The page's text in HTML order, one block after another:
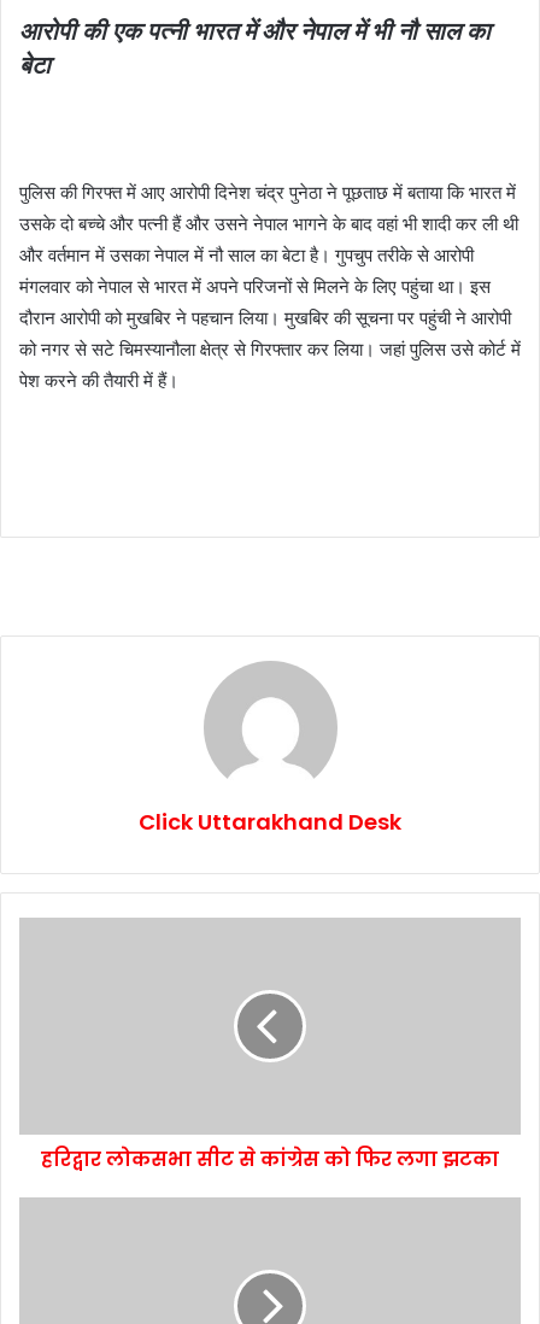
आरोपी की एक पत्नी भारत में और नेपाल में भी नौ साल का
बेटा
पुलिस की गिरफ्त में आए आरोपी दिनेश चंद्र पुनेठा ने पूछताछ में बताया कि भारत में
उसके दो बच्चे और पत्नी हैं और उसने नेपाल भागने के बाद वहां भी शादी कर ली थी
और वर्तमान में उसका नेपाल में नौ साल का बेटा है। गुपचुप तरीके से आरोपी
मंगलवार को नेपाल से भारत में अपने परिजनों से मिलने के लिए पहुंचा था। इस
दौरान आरोपी को मुखबिर ने पहचान लिया। मुखबिर की सूचना पर पहुंची ने आरोपी
को नगर से सटे चिमस्यानौला क्षेत्र से गिरफ्तार कर लिया। जहां पुलिस उसे कोर्ट में
पेश करने की तैयारी में हैं।
Click Uttarakhand Desk
हरिद्वार लोकसभा सीट से कांग्रेस को फिर लगा झटका